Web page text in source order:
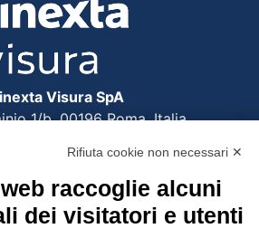
Visura SpA
1/b, 00196 Roma, Italia
alla direzione e coordinamento
di Tinexta SpA
REA n. 877679
Rifiuta cookie non necessari ✕
raccoglie alcuni
dei visitatori e utenti